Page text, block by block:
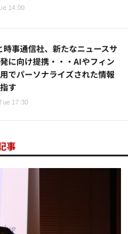
14:00
事通信社、新たなニュースサ
に向け提携・・・AIやフィン
でパーソナライズされた情報
す
17:30
事